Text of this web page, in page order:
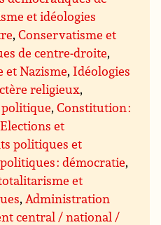
et idéologies
,Conservatisme et
de centre-droite,
et Nazisme, Idéologies
religieux,
,Constitution :
Elections et
politiques et
: démocratie,
et
,Administration
central / national /